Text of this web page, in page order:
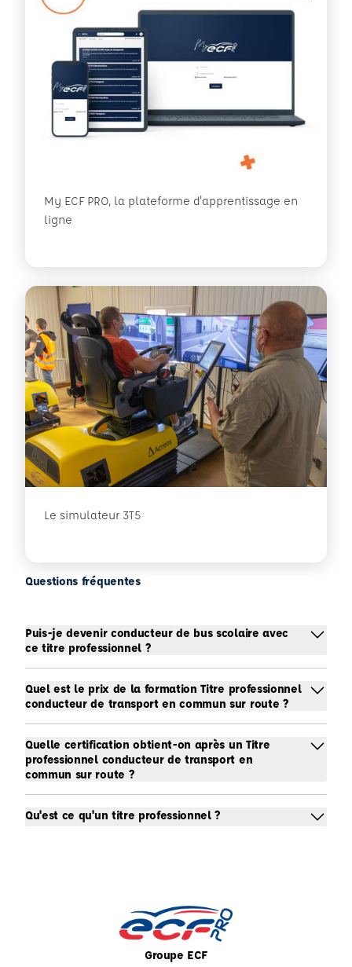
My ECF PRO, la plateforme d'apprentissage en
ligne
Le simulateur 3T5
Questions fréquentes
Puis-je devenir conducteur de bus scolaire avec
ce titre professionnel ?
Quel est le prix de la formation Titre professionnel
conducteur de transport en commun sur route ?
Quelle certification obtient-on après un Titre
professionnel conducteur de transport en
commun sur route ?
Qu'est ce qu'un titre professionnel ?
Groupe ECF